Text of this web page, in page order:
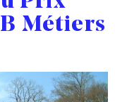
Métiers